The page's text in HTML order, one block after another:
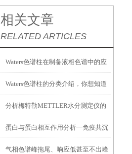
相关文章
RELATED ARTICLES
Waters色谱柱在制备液相色谱中的应
用有哪些？
Waters色谱柱的分类介绍，你想知道
的都在这儿了！
分析梅特勒METTLER水分测定仪的
电极污染与保养
蛋白与蛋白相互作用分析—免疫共沉
淀
气相色谱峰拖尾、响应低甚至不出峰